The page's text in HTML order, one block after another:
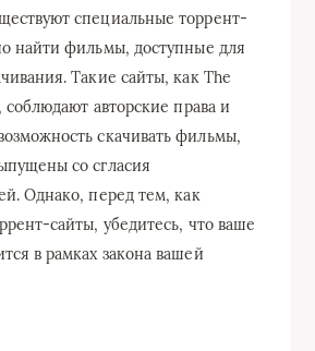
специальные торрент-
найти фильмы, доступные для
Такие сайты, как The
соблюдают авторские права и
скачивать фильмы,
со сгласия
Однако, перед тем, как
сайты, убедитесь, что ваше
в рамках закона вашей